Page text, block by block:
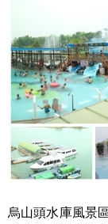
烏山頭水庫風景